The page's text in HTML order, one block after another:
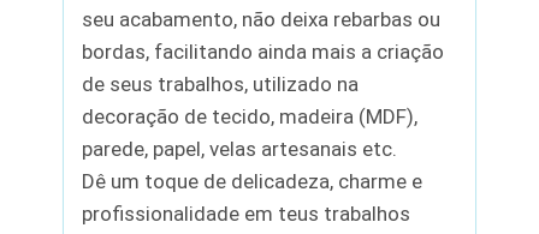
seu acabamento, não deixa rebarbas ou
bordas, facilitando ainda mais a criação
de seus trabalhos, utilizado na
decoração de tecido, madeira (MDF),
parede, papel, velas artesanais etc.
Dê um toque de delicadeza, charme e
profissionalidade em teus trabalhos